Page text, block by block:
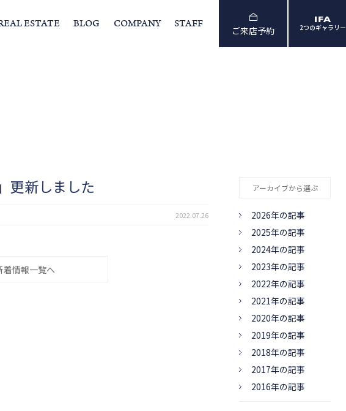
ESTATE BLOG COMPANY STAFF
ご来店予約 2つのギャラリー
更新しました
2022.07.26
着情報一覧へ
アーカイブから選ぶ
2026年の記事
2025年の記事
2024年の記事
2023年の記事
2022年の記事
2021年の記事
2020年の記事
2019年の記事
2018年の記事
2017年の記事
2016年の記事